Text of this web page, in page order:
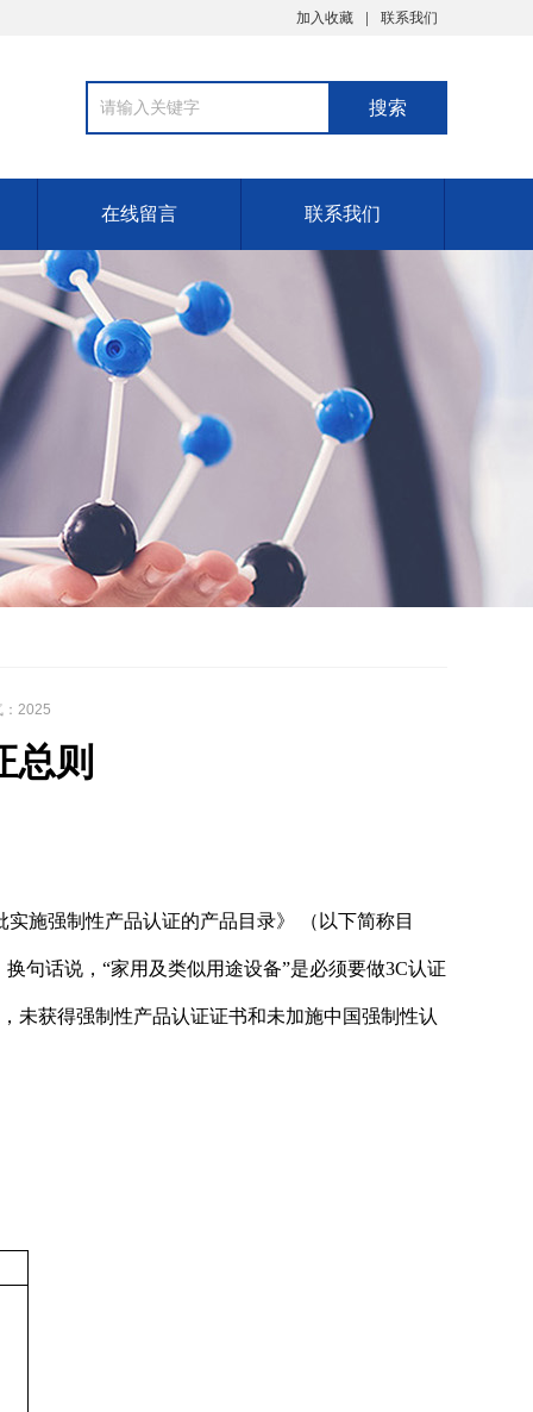
加入收藏 联系我们
在线留言 联系我们
2025
总则
施强制性产品认证的产品目录》 （以下简称目
句话说，“家用及类似用途设备”是必须要做3C认证
未获得强制性产品认证证书和未加施中国强制性认